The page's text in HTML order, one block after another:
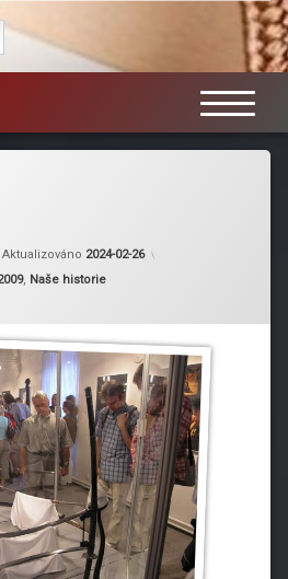
Aktualizováno 2024-02-26
, Naše historie